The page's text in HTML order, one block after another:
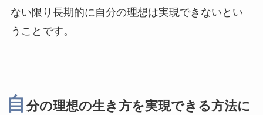
ない限り長期的に自分の理想は実現できないとい
うことです。
自 分の理想の生き方を実現できる方法に